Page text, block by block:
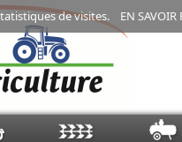
de visites. EN SAVOIR